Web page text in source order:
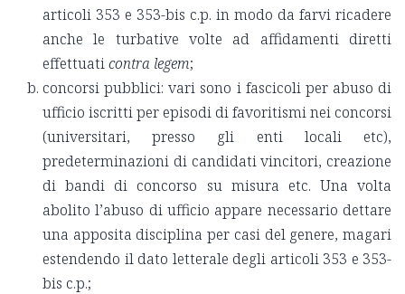
articoli 353 e 353-bis c.p. in modo da farvi ricadere
anche le turbative volte ad affidamenti diretti
effettuaticontra legem;
concorsi pubblici: vari sono i fascicoli per abuso di
ufficio iscritti per episodi di favoritismi nei concorsi
(universitari, presso gli enti locali etc),
predeterminazioni di candidati vincitori, creazione
di bandi di concorso su misura etc. Una volta
abolito l’abuso di ufficio appare necessario dettare
una apposita disciplina per casi del genere, magari
estendendo il dato letterale degli articoli 353 e 353-
bis c.p.;